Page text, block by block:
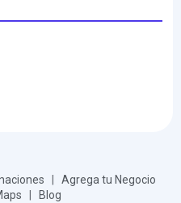
Agrega tu Negocio
Blog